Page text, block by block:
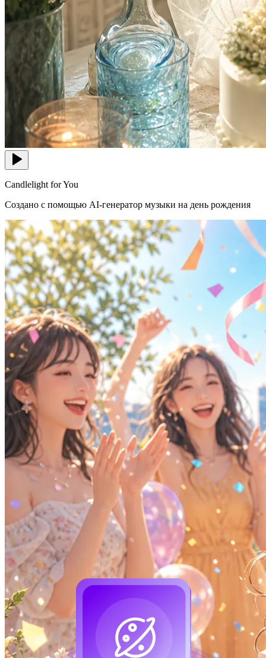
Candlelight for You
Создано с помощью AI-генератор музыки на день рождения